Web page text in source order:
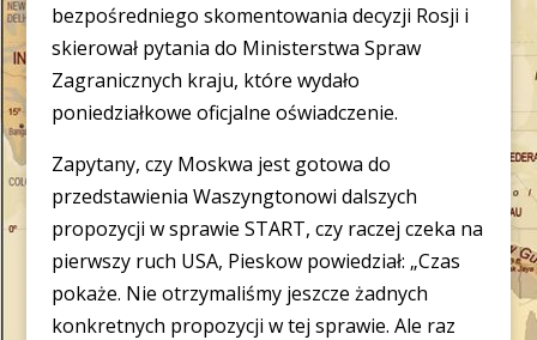
bezpośredniego skomentowania decyzji Rosji i
skierował pytania do Ministerstwa Spraw
Zagranicznych kraju, które wydało
poniedziałkowe oficjalne oświadczenie.
Zapytany, czy Moskwa jest gotowa do
przedstawienia Waszyngtonowi dalszych
propozycji w sprawie START, czy raczej czeka na
pierwszy ruch USA, Pieskow powiedział: „Czas
pokaże. Nie otrzymaliśmy jeszcze żadnych
konkretnych propozycji w tej sprawie. Ale raz